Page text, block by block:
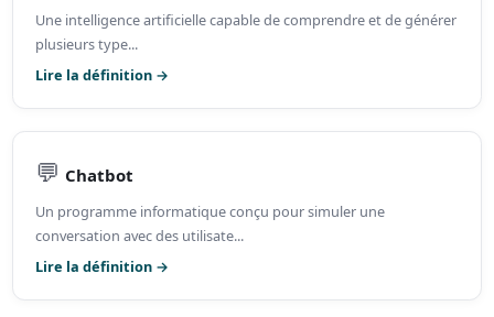
Une intelligence artificielle capable de comprendre et de générer
plusieurs type...
Lire la définition →
💬 Chatbot
Un programme informatique conçu pour simuler une
conversation avec des utilisate...
Lire la définition →